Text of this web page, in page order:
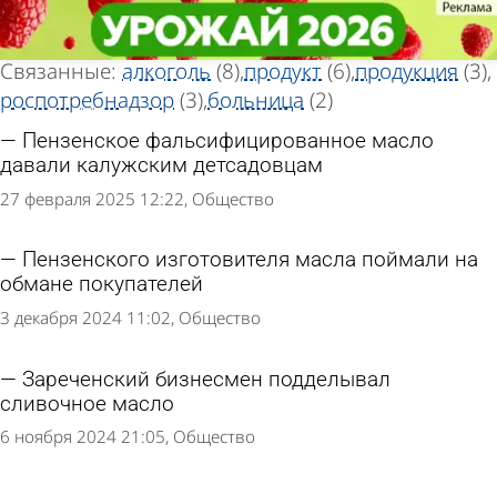
«Фальсификат»
Тег новостей
Всего найдено 24 новости
Связанные: алкоголь (8)продукт(6)продукция (3)
роспотребнадзор(3)больница (2)
Пензенское фальсифицированное масло
давали калужским детсадовцам
27 февраля 2025 12:22 Общество
Пензенского изготовителя масла поймали на
обмане покупателей
3 декабря 2024 11:02 Общество
Зареченский бизнесмен подделывал
сливочное масло
6 ноября 2024 21:05 Общество
«Фальсификат»
Тег новостей